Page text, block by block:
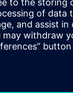
die Allgemeinen
aufgegeben!